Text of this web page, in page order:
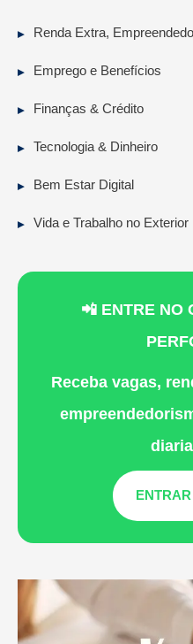
Renda Extra,
Emprego e Benefícios
Finanças & Crédito
Tecnologia & Dinheiro
Bem Estar Digital
Vida e Trabalho no Exterior
📲 ENTRE NO
Receba vagas,